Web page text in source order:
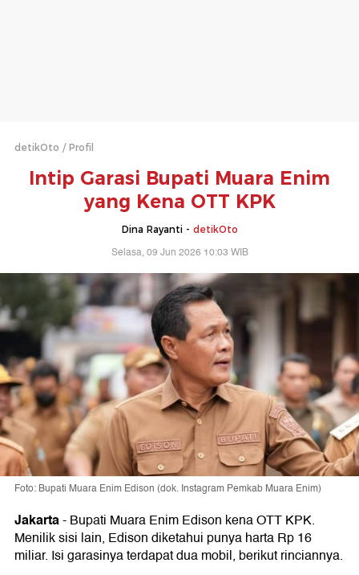
detikOto Profil
Intip Garasi Bupati Muara Enim
yang Kena OTT KPK
Dina Rayanti - detikOto
Selasa, 09 Jun 2026 10:03 WIB
Foto: Bupati Muara Enim Edison (dok. Instagram Pemkab Muara Enim)
Jakarta-Bupati Muara Enim Edison kena OTT KPK.
Menilik sisi lain, Edison diketahui punya harta Rp 16
miliar. Isi garasinya terdapat dua mobil, berikut rinciannya.